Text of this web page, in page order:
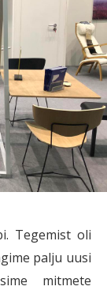
Tegemist oli
palju uusi
mitmete